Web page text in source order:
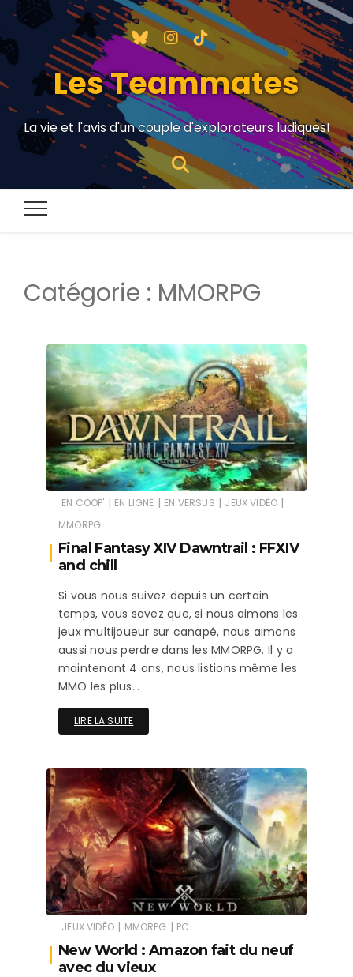
Les Teammates
La vie et l'avis d'un couple d'explorateurs ludiques!
Catégorie : MMORPG
EN COOP' | EN LIGNE | EN VERSUS | JEUX VIDÉO |
MMORPG
Final Fantasy XIV Dawntrail : FFXIV
and chill
Si vous nous suivez depuis un certain
temps, vous savez que, si nous aimons les
jeux multijoueur sur canapé, nous aimons
aussi nous perdre dans les MMORPG. Il y a
maintenant 4 ans, nous listions même les
MMO les plus…
LIRE LA SUITE
JEUX VIDÉO | MMORPG | PC
New World : Amazon fait du neuf
avec du vieux